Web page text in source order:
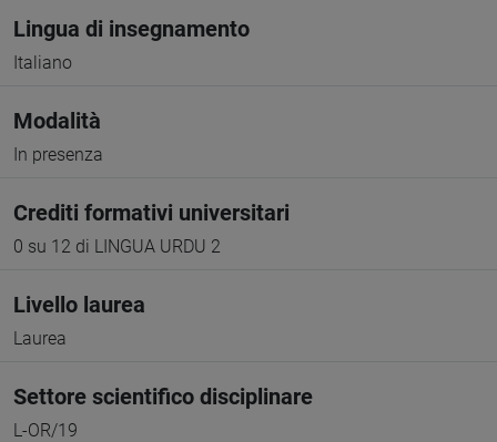
Lingua di insegnamento
Italiano
Modalità
In presenza
Crediti formativi universitari
0 su 12 di LINGUA URDU 2
Livello laurea
Laurea
Settore scientifico disciplinare
L-OR/19